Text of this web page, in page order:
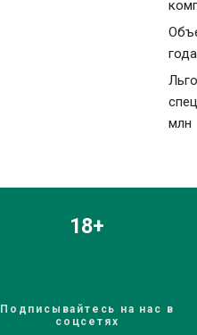
млн
18+
Подписывайтесь на нас в
соцсетях